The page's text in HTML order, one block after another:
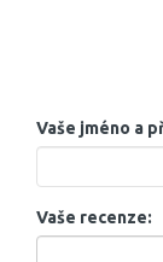
Vaše jméno a
Vaše recenze: